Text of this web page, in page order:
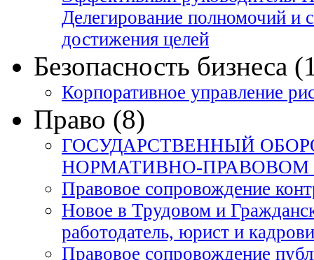
Делегирование полномочий и
достижения целей
Безопасность бизнеса
Корпоративное управление
Право (8)
ГОСУДАРСТВЕННЫЙ
НОРМАТИВНО-ПРАВОВОМ
Правовое сопровождение
Новое в Трудовом и
работодатель, юрист и
Правовое сопровождение